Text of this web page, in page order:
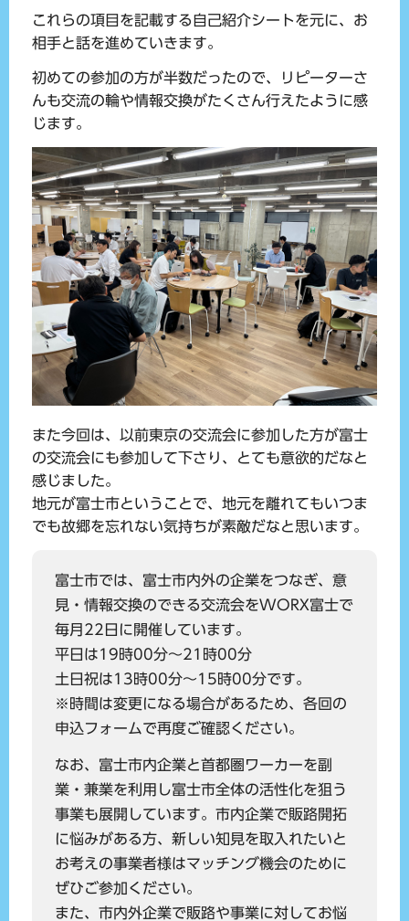
これらの項目を記載する自己紹介シートを元に、お
相手と話を進めていきます。
初めての参加の方が半数だったので、リピーターさ
んも交流の輪や情報交換がたくさん行えたように感
じます。
また今回は、以前東京の交流会に参加した方が富士
の交流会にも参加して下さり、とても意欲的だなと
感じました。
地元が富士市ということで、地元を離れてもいつま
でも故郷を忘れない気持ちが素敵だなと思います。
富士市では、富士市内外の企業をつなぎ、意
見・情報交換のできる交流会をWORX富士で
毎月22日に開催しています。
平日は19時00分～21時00分
土日祝は13時00分～15時00分です。
※時間は変更になる場合があるため、各回の
申込フォームで再度ご確認ください。
なお、富士市内企業と首都圏ワーカーを副
業・兼業を利用し富士市全体の活性化を狙う
事業も展開しています。市内企業で販路開拓
に悩みがある方、新しい知見を取入れたいと
お考えの事業者様はマッチング機会のために
ぜひご参加ください。
また、市内外企業で販路や事業に対してお悩